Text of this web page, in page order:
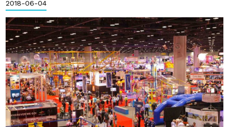
2018-06-04